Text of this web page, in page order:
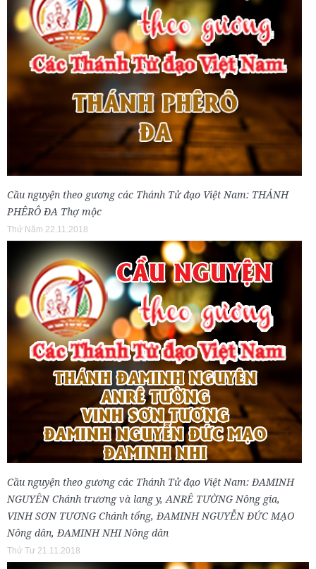
Cầu nguyện theo gương các Thánh Tử đạo Việt Nam: THÁNH
PHÊRÔ ĐA Thợ mộc
Thứ Năm 22.11.2018
Cầu nguyện theo gương các Thánh Tử đạo Việt Nam: ĐAMINH
NGUYÊN Chánh trương và lang y, ANRÊ TƯỜNG Nông gia,
VINH SƠN TƯƠNG Chánh tổng, ĐAMINH NGUYỄN ĐỨC MẠO
Nông dân, ĐAMINH NHI Nông dân
Thứ Tư 21.11.2018